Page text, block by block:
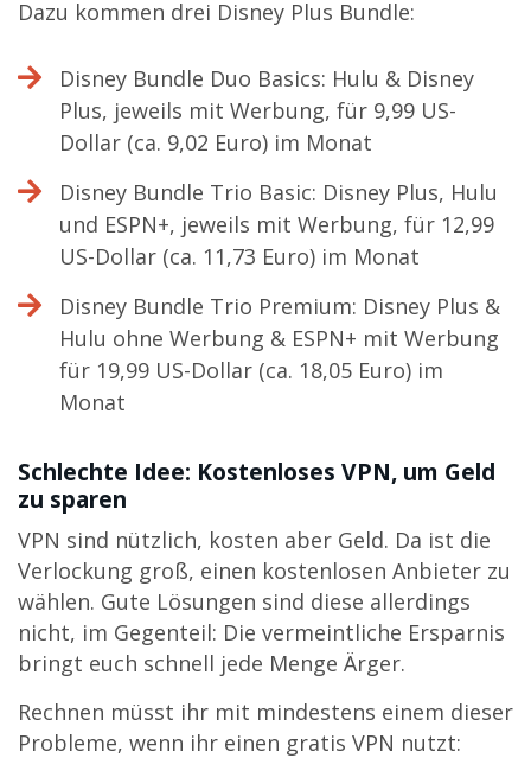
Dazu kommen drei Disney Plus Bundle:
Disney Bundle Duo Basics: Hulu & Disney
Plus, jeweils mit Werbung, für 9,99 US-
Dollar (ca. 9,02 Euro) im Monat
Disney Bundle Trio Basic: Disney Plus, Hulu
und ESPN+, jeweils mit Werbung, für 12,99
US-Dollar (ca. 11,73 Euro) im Monat
Disney Bundle Trio Premium: Disney Plus &
Hulu ohne Werbung & ESPN+ mit Werbung
für 19,99 US-Dollar (ca. 18,05 Euro) im
Monat
Schlechte Idee: Kostenloses VPN, um Geld
zu sparen
VPN sind nützlich, kosten aber Geld. Da ist die
Verlockung groß, einen kostenlosen Anbieter zu
wählen. Gute Lösungen sind diese allerdings
nicht, im Gegenteil: Die vermeintliche Ersparnis
bringt euch schnell jede Menge Ärger.
Rechnen müsst ihr mit mindestens einem dieser
Probleme, wenn ihr einen gratis VPN nutzt: